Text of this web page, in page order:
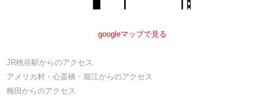
googleマップで見る
JR桃谷駅からのアクセス
アメリカ村・心斎橋・堀江からのアクセス
梅田からのアクセス